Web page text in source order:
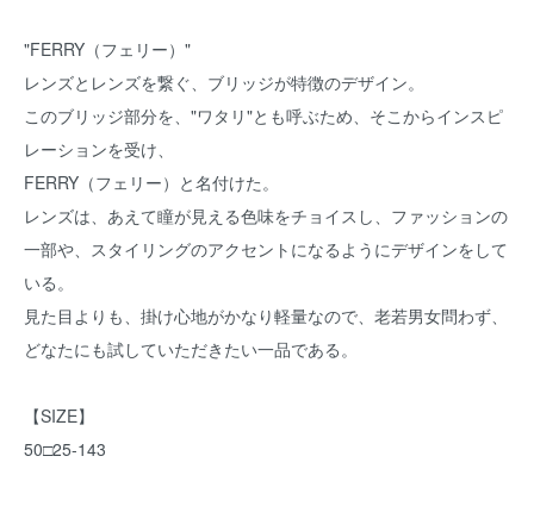
"FERRY（フェリー）"
レンズとレンズを繋ぐ、ブリッジが特徴のデザイン。
このブリッジ部分を、"ワタリ"とも呼ぶため、そこからインスピ
レーションを受け、
FERRY（フェリー）と名付けた。
レンズは、あえて瞳が見える色味をチョイスし、ファッションの
一部や、スタイリングのアクセントになるようにデザインをして
いる。
見た目よりも、掛け心地がかなり軽量なので、老若男女問わず、
どなたにも試していただきたい一品である。
【SIZE】
50□25-143